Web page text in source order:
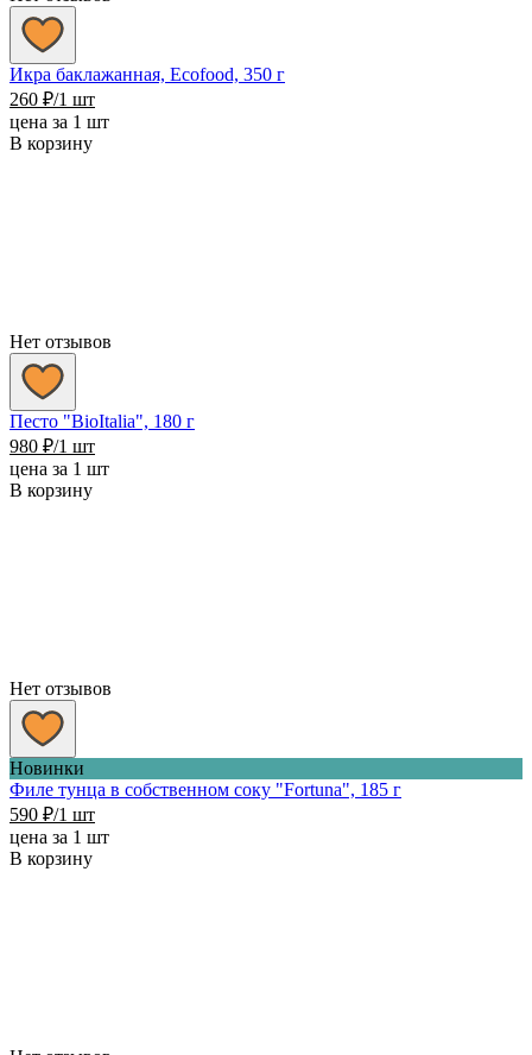
Икра баклажанная, Ecofood, 350 г
260 ₽/1 шт
цена за 1 шт
В корзину
Нет отзывов
Песто "BioItalia", 180 г
980 ₽/1 шт
цена за 1 шт
В корзину
Нет отзывов
Новинки
Филе тунца в собственном соку "Fortuna", 185 г
590 ₽/1 шт
цена за 1 шт
В корзину